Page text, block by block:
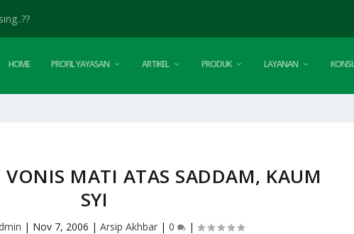
HOME PROFIL YAYASAN ARTIKEL PRODUK LAYANAN
MATI ATAS SADDAM, KAUM
SYI
| Nov 7, 2006 |Arsip Akhbar |0 |